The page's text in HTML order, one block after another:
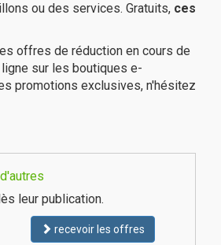
ou des services. Gratuits, ces
offres de réduction en cours de
sur les boutiques e-
promotions exclusives, n'hésitez
leur publication.
recevoir les offres